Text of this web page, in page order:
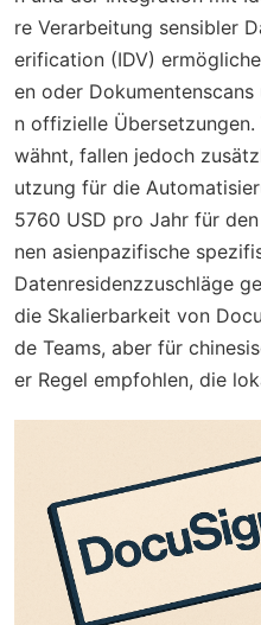
re Verarbeitung sensibler
erification (IDV)
en oder
n offizielle
wähnt, fallen jedoch
utzung für die
5760 USD pro Jahr für
nen asienpazifische
Datenresidenzzuschläge
die Skalierbarkeit von
de Teams, aber für
er Regel empfohlen, die